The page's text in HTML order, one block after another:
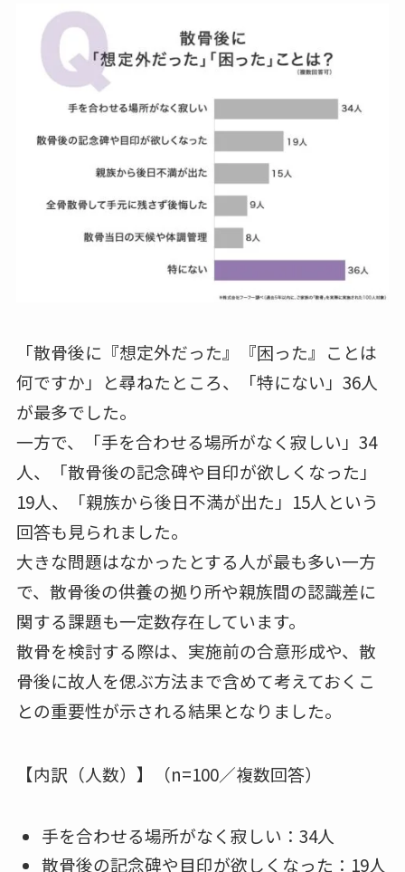
「散骨後に『想定外だった』『困った』ことは
何ですか」と尋ねたところ、「特にない」36人
が最多でした。
一方で、「手を合わせる場所がなく寂しい」34
人、「散骨後の記念碑や目印が欲しくなった」
19人、「親族から後日不満が出た」15人という
回答も見られました。
大きな問題はなかったとする人が最も多い一方
で、散骨後の供養の拠り所や親族間の認識差に
関する課題も一定数存在しています。
散骨を検討する際は、実施前の合意形成や、散
骨後に故人を偲ぶ方法まで含めて考えておくこ
との重要性が示される結果となりました。
【内訳（人数）】（n=100／複数回答）
手を合わせる場所がなく寂しい：34人
散骨後の記念碑や目印が欲しくなった：19人